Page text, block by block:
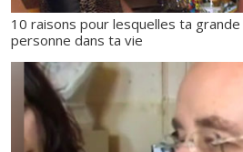
10 raisons pour lesquelles ta
personne dans ta vie